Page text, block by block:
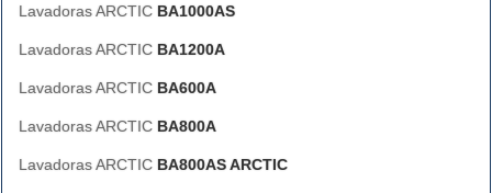
Lavadoras ARCTIC BA1000AS
Lavadoras ARCTIC BA1200A
Lavadoras ARCTIC BA600A
Lavadoras ARCTIC BA800A
Lavadoras ARCTIC BA800AS ARCTIC